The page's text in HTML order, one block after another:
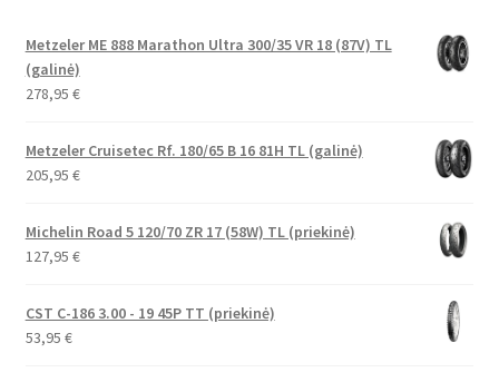
Metzeler ME 888 Marathon Ultra 300/35 VR 18 (87V) TL
(galinė)
278,95 €
Metzeler Cruisetec Rf. 180/65 B 16 81H TL (galinė)
205,95 €
Michelin Road 5 120/70 ZR 17 (58W) TL (priekinė)
127,95 €
CST C-186 3.00 - 19 45P TT (priekinė)
53,95 €